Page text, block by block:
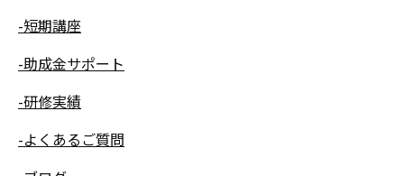
-短期講座
-助成金サポート
-研修実績
-よくあるご質問